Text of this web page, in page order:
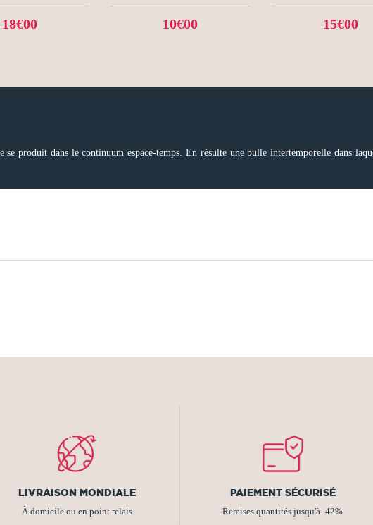
18€00 10€00 15€00
produit dans le continuum espace-temps. En résulte une bulle intertemporelle dans
LIVRAISON MONDIALE
À domicile ou en point relais
PAIEMENT SÉCURISÉ
Remises quantités jusqu'à -42%